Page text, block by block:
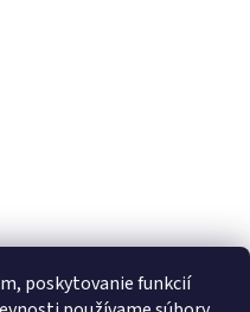
poskytovanie funkcií